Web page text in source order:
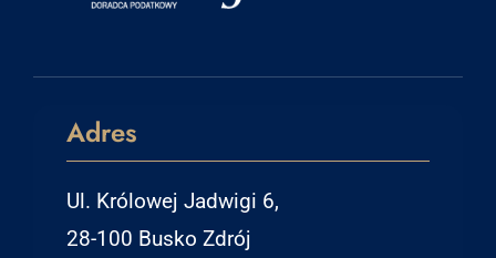
Adres
Ul. Królowej Jadwigi 6,
28-100 Busko Zdrój